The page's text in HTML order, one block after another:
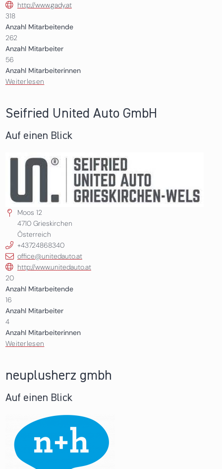
http://www.gady.at
318
Anzahl Mitarbeitende
262
Anzahl Mitarbeiter
56
Anzahl Mitarbeiterinnen
Weiterlesen
Seifried United Auto GmbH
Auf einen Blick
Moos 12
4710 Grieskirchen
Österreich
+43724868340
office@unitedauto.at
http://www.unitedauto.at
20
Anzahl Mitarbeitende
16
Anzahl Mitarbeiter
4
Anzahl Mitarbeiterinnen
Weiterlesen
neuplusherz gmbh
Auf einen Blick